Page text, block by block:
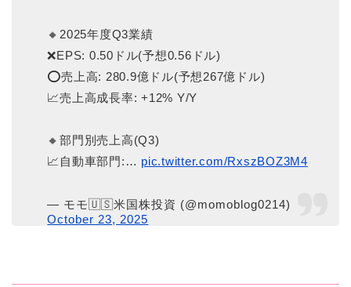
🔸2025年度Q3業績
❌EPS: 0.50ドル(予想0.56ドル)
⭕️売上高: 280.9億ドル(予想267億ドル)
📈売上高成長率: +12% Y/Y
🔸部門別売上高(Q3)
📈自動車部門:… pic.twitter.com/RxszBOZ3M4
— モモ🇺🇸米国株投資 (@momoblog0214)
October 23, 2025